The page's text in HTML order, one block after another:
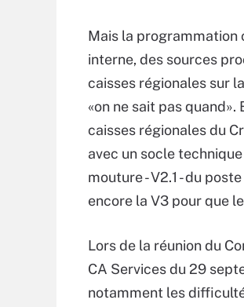
Mais la programmation
interne, des sources
caisses régionales sur
«on ne sait pas
caisses régionales du
avec un socle
mouture - V2.1 - du
encore la V3 pour que
Lors de la réunion du
CA Services du 29
notamment les